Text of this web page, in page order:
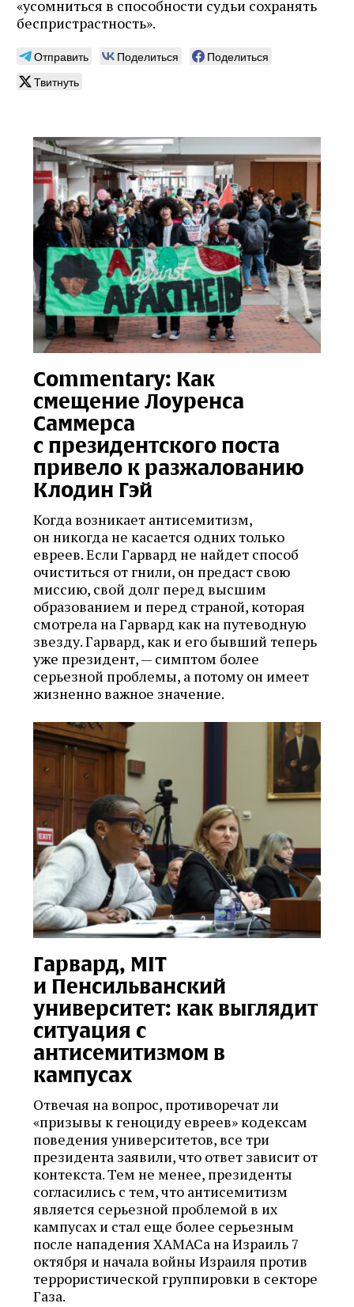
«усомниться в способности судьи сохранять
беспристрастность».
Отправить Поделиться
Поделиться
Твитнуть
Commentary: Как
смещение Лоуренса
Саммерса
с президентского поста
привело к разжалованию
Клодин Гэй
Когда возникает антисемитизм,
он никогда не касается одних только
евреев. Если Гарвард не найдет способ
очиститься от гнили, он предаст свою
миссию, свой долг перед высшим
образованием и перед страной, которая
смотрела на Гарвард как на путеводную
звезду. Гарвард, как и его бывший теперь
уже президент, — симптом более
серьезной проблемы, а потому он имеет
жизненно важное значение.
Гарвард, MIT
и Пенсильванский
университет: как выглядит
ситуация с
антисемитизмом в
кампусах
Отвечая на вопрос, противоречат ли
«призывы к геноциду евреев» кодексам
поведения университетов, все три
президента заявили, что ответ зависит от
контекста. Тем не менее, президенты
согласились с тем, что антисемитизм
является серьезной проблемой в их
кампусах и стал еще более серьезным
после нападения ХАМАСа на Израиль 7
октября и начала войны Израиля против
террористической группировки в секторе
Газа.